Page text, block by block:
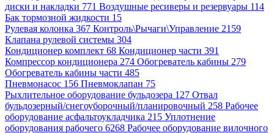
диски и накладки 771 Воздушные ресиверы и резервуары 114
Бак тормозной жидкости 15
Рулевая колонка 367 Контроль\Рычаги\Управление 2159
Клапана рулевой системы 304
Кондиционер комплект 68 Кондиционер части 391
Компрессор кондиционера 274 Обогреватель кабины 279
Обогреватель кабины части 485
Пневмонасос 156 Пневмоклапан 75
Рыхлительное оборудование бульдозера 127 Отвал
бульдозерный/снегоуборочный/планировочный 258 Рабочее
оборудование асфальтоукладчика 215 Уплотнение
оборудования рабочего 6268 Рабочее оборудование вилочного